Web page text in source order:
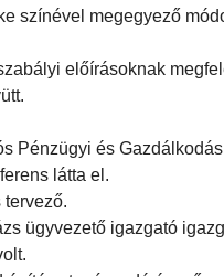
színével megegyező
előírásoknak
Pénzügyi és
látta el.
tervező.
ügyvezető igazgató